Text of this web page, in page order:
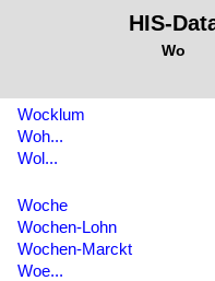
HIS-
Wo
Wocklum
Woh...
Wol...
Woche
Wochen-Lohn
Wochen-Marckt
Woe...